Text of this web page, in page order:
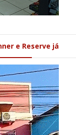
e Reserve já